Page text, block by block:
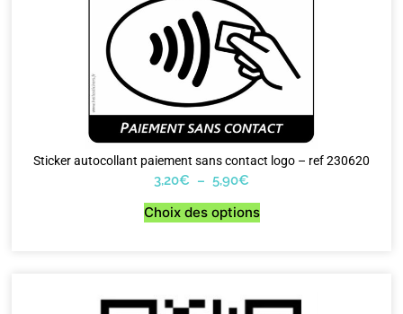
Sticker autocollant paiement sans contact logo – ref 230620
3,20€ – 5,90€
Choix des options